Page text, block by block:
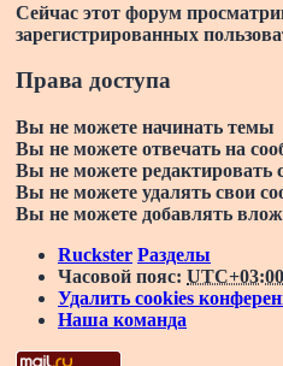
Сейчас этот форум
зарегистрированных
Права доступа
Вы не можете начинать темы
Вы не можете отвечать на
Вы не можете редактировать
Вы не можете удалять свои
Вы не можете добавлять
Ruckster Разделы
Часовой пояс: UTC+03:00
Удалить cookies
Наша команда